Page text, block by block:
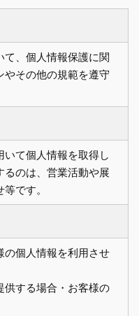
て、個人情報保護に関
やその他の規範を遵守
いて個人情報を取得し
るのは、営業活動や展
です。
の個人情報を利用させ
供する場合・お客様の